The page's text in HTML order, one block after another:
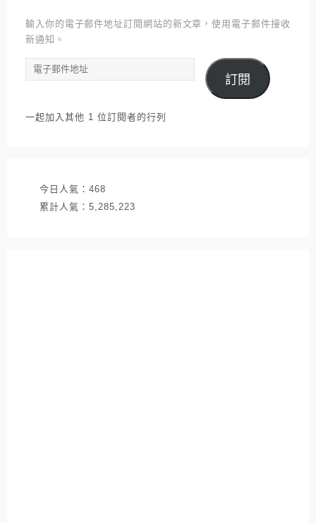
輸入你的電子郵件地址訂閱網站的新文章，使用電子郵件接收
新通知。
電
子
件
訂閱
一起加入其他 1 位訂閱者的行列
今日人氣： 468
累計人氣： 5,285,223